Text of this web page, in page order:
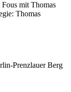
mit Thomas
Thomas
Prenzlauer Berg